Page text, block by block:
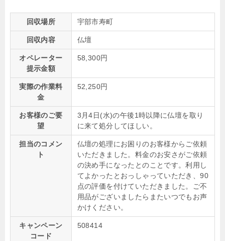
回収場所 宇部市寿町
回収内容 仏壇
オペレーター
提示金額
58,300円
実際の作業料
金
52,250円
お客様のご要
望
3月4日(水)の午後1時以降に仏壇を取り
に来て処分してほしい。
担当のコメン
ト
仏壇の処理にお困りのお客様からご依頼
いただきました。料金のお安さがご依頼
の決め手になったとのことです。利用し
てよかったとおっしゃっていただき、90
点の評価を付けていただきました。ご不
用品がございましたらまたいつでもお声
かけください。
キャンペーン
コード
508414